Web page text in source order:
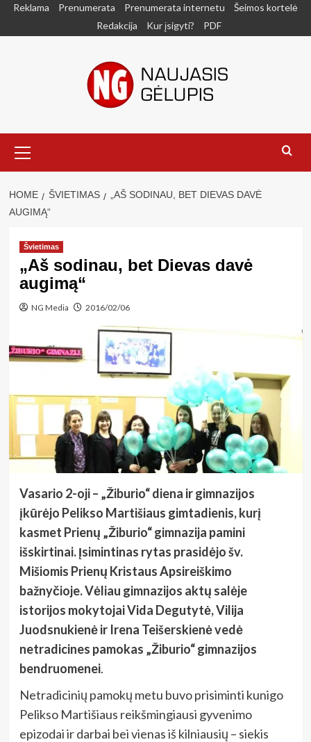
SkipReklama Prenumerata Prenumerata internetu
Šeimos kortelė
Redakcija
Kur įsigyti? PDF
Menu
HOME ŠVIETIMAS
„AŠ SODINAU, BET DIEVAS DAVĖ
AUGIMĄ“
Švietimas
„Aš sodinau, bet Dievas davė
augimą“
NG Media 2016/02/06
Vasario 2-oji – „Žiburio“ diena ir gimnazijos
įkūrėjo Pelikso Martišiaus gimtadienis, kurį
kasmet Prienų „Žiburio“ gimnazija pamini
išskirtinai. Įsimintinas rytas prasidėjo šv.
Mišiomis Prienų Kristaus Apsireiškimo
bažnyčioje. Vėliau gimnazijos aktų salėje
istorijos mokytojai Vida Degutytė, Vilija
Juodsnukienė ir Irena Teišerskienė vedė
netradicines pamokas „Žiburio“ gimnazijos
bendruomenei.
Netradicinių pamokų metu buvo prisiminti kunigo
Pelikso Martišiaus reikšmingiausi gyvenimo
epizodai ir darbai bei vienas iš kilniausių – siekis